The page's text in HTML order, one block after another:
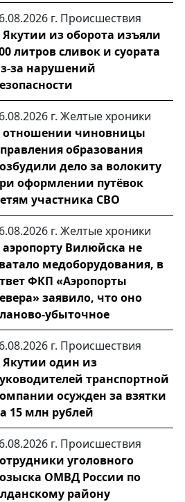
г. Происшествия
Якутии из оборота изъяли
литров сливок и суората
за нарушений
г. Желтые хроники
отношении чиновницы
образования
дело за волокиту
оформлении путёвок
участника СВО
г. Желтые хроники
аэропорту Вилюйска не
медоборудования, в
ФКП «Аэропорты
заявило, что оно
убыточное
г. Происшествия
Якутии один из
транспортной
осужден за взятки
15 млн рублей
г. Происшествия
уголовного
ОМВД России по
району